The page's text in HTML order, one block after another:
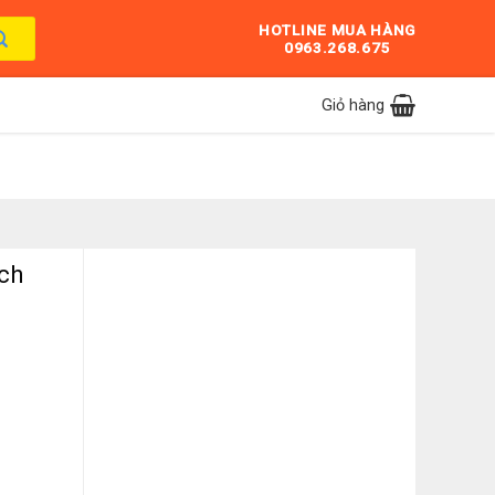
HOTLINE MUA HÀNG
0963.268.675
Giỏ hàng